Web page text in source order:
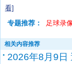
看]
专题推荐：
足球录
相关内容推荐
2026年8月9日